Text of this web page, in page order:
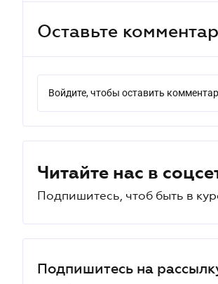
Оставьте
Войдите, чтобы оставить
Читайте нас в
Подпишитесь, чтоб быть в
Подпишитесь на